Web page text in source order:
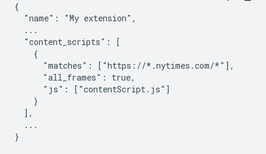
{
  "name": "My extension",
  ...
  "content_scripts": [
    {
      "matches": ["https://*.nytimes.com/*"],
      "all_frames": true,
      "js": ["contentScript.js"]
    }
  ],
  ...